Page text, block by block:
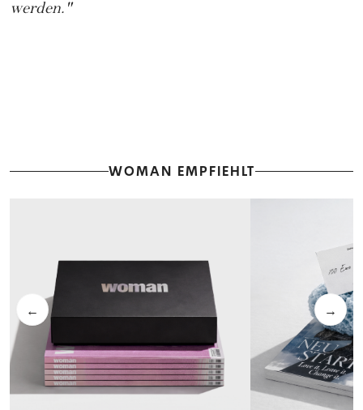
werden."
WOMAN EMPFIEHLT
← →